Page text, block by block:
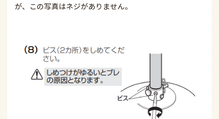
が、この写真はネジがありません。